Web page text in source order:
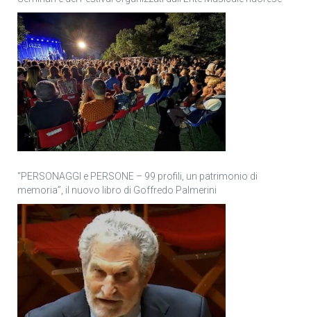
“PERSONAGGI e PERSONE – 99 profili, un patrimonio di
memoria”, il nuovo libro di Goffredo Palmerini